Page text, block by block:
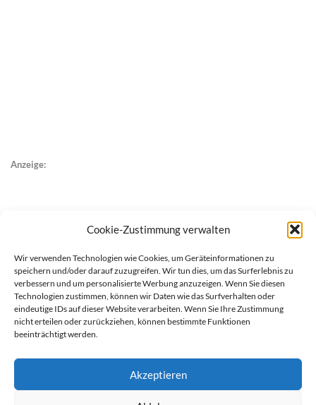
Cookie-Zustimmung verwalten
Wir verwenden Technologien wie Cookies, um Geräteinformationen zu
speichern und/oder darauf zuzugreifen. Wir tun dies, um das Surferlebnis zu
verbessern und um personalisierte Werbung anzuzeigen. Wenn Sie diesen
Technologien zustimmen, können wir Daten wie das Surfverhalten oder
eindeutige IDs auf dieser Website verarbeiten. Wenn Sie Ihre Zustimmung
nicht erteilen oder zurückziehen, können bestimmte Funktionen
beeinträchtigt werden.
Akzeptieren
Anzeige: